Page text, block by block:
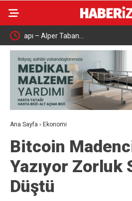
Çalışma ve Sosyal Güvenlik Bakanı
Karabük’te Temaslarda Bulundu
Ana Sayfa › Ekonomi
Bitcoin
Yazıyor Zorluk
Düştü